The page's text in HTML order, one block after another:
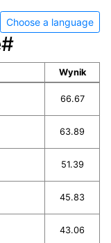
Choose a language
Wynik
66.67
63.89
51.39
45.83
43.06